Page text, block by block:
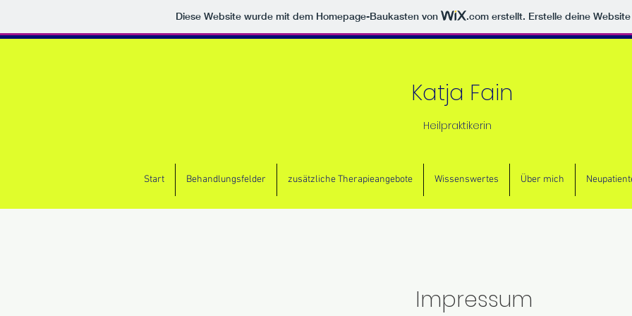
Diese Website wurde mit dem Homepage-Baukasten von .com erstellt. Erstelle deine
Katja Fain
Heilpraktikerin
Start Behandlungsfelder zusätzliche Therapieangebote Wissenswertes Über mich
Impressum